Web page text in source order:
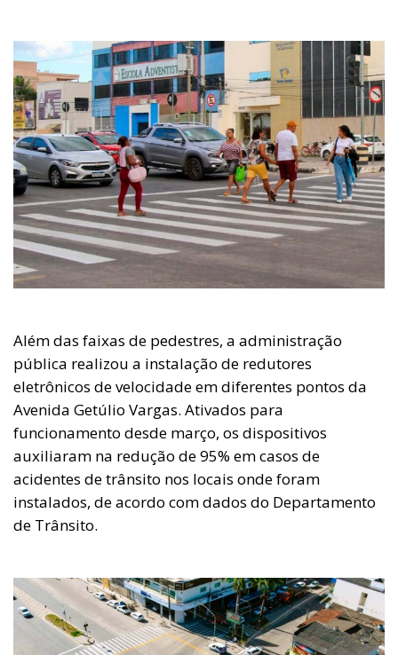
Além das faixas de pedestres, a administração
pública realizou a instalação de redutores
eletrônicos de velocidade em diferentes pontos da
Avenida Getúlio Vargas. Ativados para
funcionamento desde março, os dispositivos
auxiliaram na redução de 95% em casos de
acidentes de trânsito nos locais onde foram
instalados, de acordo com dados do Departamento
de Trânsito.